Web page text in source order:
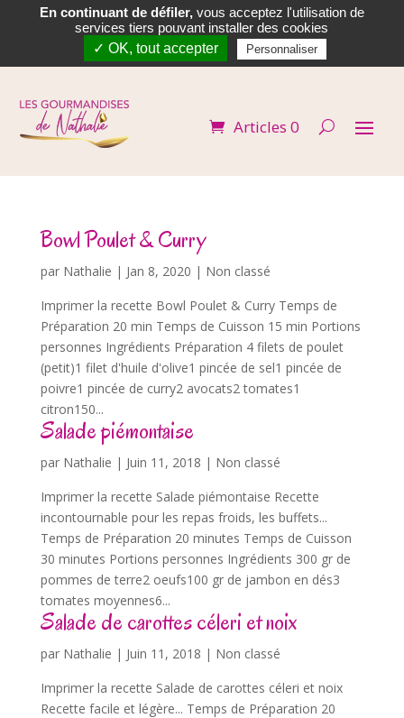
 
Articles 0
Bowl Poulet & Curry
par Nathalie | Jan 8, 2020 | Non classé
Imprimer la recette Bowl Poulet & Curry Temps de
Préparation 20 min Temps de Cuisson 15 min Portions
personnes Ingrédients Préparation 4 filets de poulet
(petit)1 filet d'huile d'olive1 pincée de sel1 pincée de
poivre1 pincée de curry2 avocats2 tomates1
citron150...
Salade piémontaise
par Nathalie | Juin 11, 2018 | Non classé
Imprimer la recette Salade piémontaise Recette
incontournable pour les repas froids, les buffets...
Temps de Préparation 20 minutes Temps de Cuisson
30 minutes Portions personnes Ingrédients 300 gr de
pommes de terre2 oeufs100 gr de jambon en dés3
tomates moyennes6...
Salade de carottes céleri et noix
par Nathalie | Juin 11, 2018 | Non classé
Imprimer la recette Salade de carottes céleri et noix
Recette facile et légère... Temps de Préparation 20
En continuant de défiler,vous acceptez l'utilisation de
services tiers pouvant installer des cookies
✓ OK, tout accepter
Personnaliser